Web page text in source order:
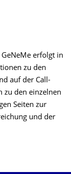
erfolgt in
zu den
auf der Call-
zu den einzelnen
Seiten zur
und der